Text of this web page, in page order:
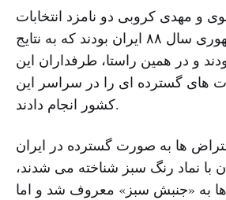
و مهدی کروبی دو نامزد انتخابات
ریاست جمهوری سال ۸۸ ایران بودند که به نتایج
و در همین راستا، طرفداران این
های گسترده ای را در سراسر این
کشور انجام دادند.
ها به صورت گسترده در ایران
با نماد رنگ سبز شناخته می شدند،
به «جنبش سبز» معروف شد و اما